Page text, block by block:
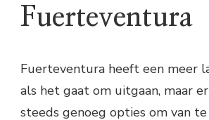
Fuerteventura
Fuerteventura heeft een meer
als het gaat om uitgaan, maar
steeds genoeg opties om van